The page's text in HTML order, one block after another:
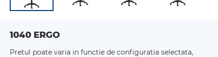
1040 ERGO
Pretul poate varia in functie de configuratia selectata,